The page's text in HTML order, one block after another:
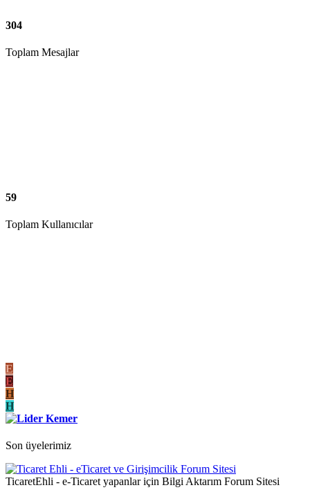
304
Toplam Mesajlar
59
Toplam Kullanıcılar
E
E
H
H
Son üyelerimiz
TicaretEhli - e-Ticaret yapanlar için Bilgi Aktarım Forum Sitesi